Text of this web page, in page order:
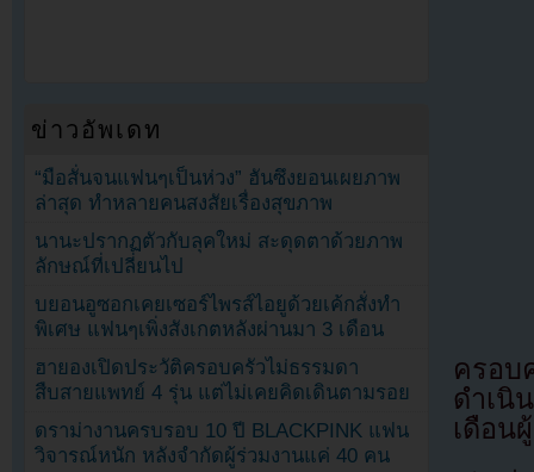
ครอบ
ดำเนิ
เดือน
ข่าวอัพเดท
“มือสั่นจนแฟนๆเป็นห่วง” ฮันซึงยอนเผยภาพ
ล่าสุด ทำหลายคนสงสัยเรื่องสุขภาพ
นานะปรากฏตัวกับลุคใหม่ สะดุดตาด้วยภาพ
ลักษณ์ที่เปลี่ยนไป
บยอนอูซอกเคยเซอร์ไพรส์ไอยูด้วยเค้กสั่งทำ
พิเศษ แฟนๆเพิ่งสังเกตหลังผ่านมา 3 เดือน
ฮายองเปิดประวัติครอบครัวไม่ธรรมดา
สืบสายแพทย์ 4 รุ่น แต่ไม่เคยคิดเดินตามรอย
ดราม่างานครบรอบ 10 ปี BLACKPINK แฟน
วิจารณ์หนัก หลังจำกัดผู้ร่วมงานแค่ 40 คน